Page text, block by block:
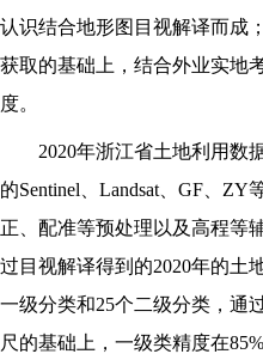
认识结合地形图目视解译而成
获取的基础上，结合外业实地
度。
2020年浙江省土地利用数
的Sentinel、Landsat、GF、
正、配准等预处理以及高程等
过目视解译得到的2020年的土
一级分类和25个二级分类，通
尺的基础上，一级类精度在